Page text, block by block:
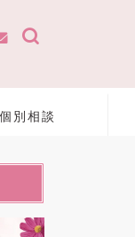
別相談